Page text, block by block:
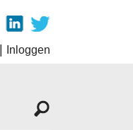
Inloggen